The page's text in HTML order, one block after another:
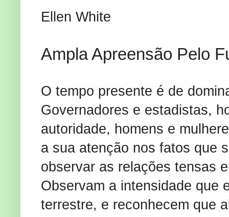
Ellen White
Ampla Apreensão Pelo
O tempo presente é de
Governadores e estadistas,
autoridade, homens e
a sua atenção nos fatos que
observar as relações tensas
Observam a intensidade que
terrestre, e reconhecem que